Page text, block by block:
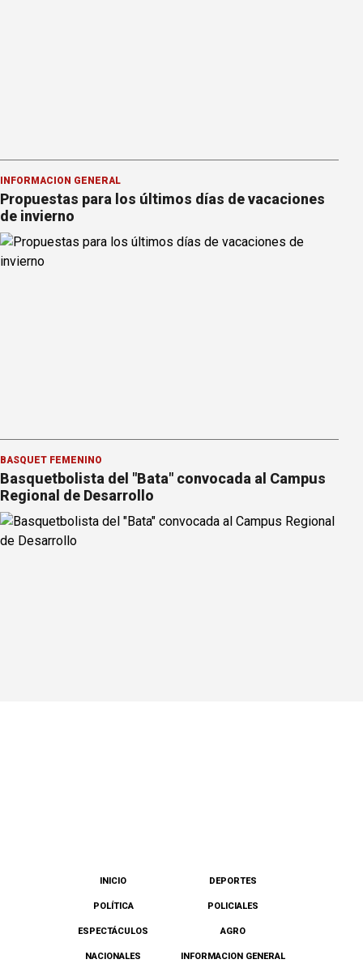
INFORMACION GENERAL
Propuestas para los últimos días de vacaciones
de invierno
BÁSQUET FEMENINO
Basquetbolista del "Bata" convocada al Campus
Regional de Desarrollo
INICIO DEPORTES
POLÍTICA POLICIALES
ESPECTÁCULOS AGRO
NACIONALES INFORMACION GENERAL